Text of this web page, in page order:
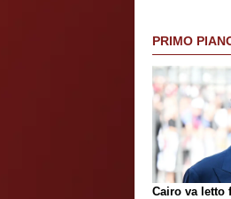
PRIMO
Cairo va letto